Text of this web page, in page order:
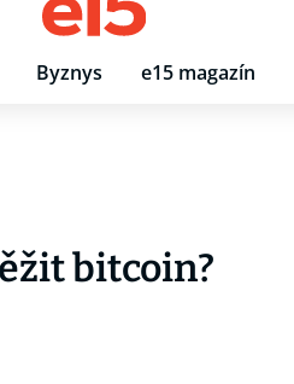
Byznys e15 magazín
bitcoin?